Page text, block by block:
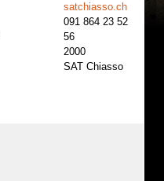
satchiasso.ch
091 864 23 52
56
2000
SAT Chiasso